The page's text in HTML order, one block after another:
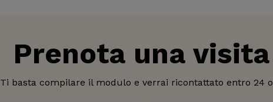
Prenota una visita
Ti basta compilare il modulo e verrai ricontattato entro 24